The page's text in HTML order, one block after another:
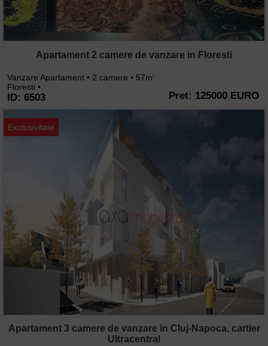
Apartament 2 camere de vanzare in Floresti
Vanzare Apartament • 2 camere • 57m2
Floresti •
ID: 6503 Pret: 125000 EURO
Exclusivitate
Apartament 3 camere de vanzare in Cluj-Napoca, cartier
Ultracentral